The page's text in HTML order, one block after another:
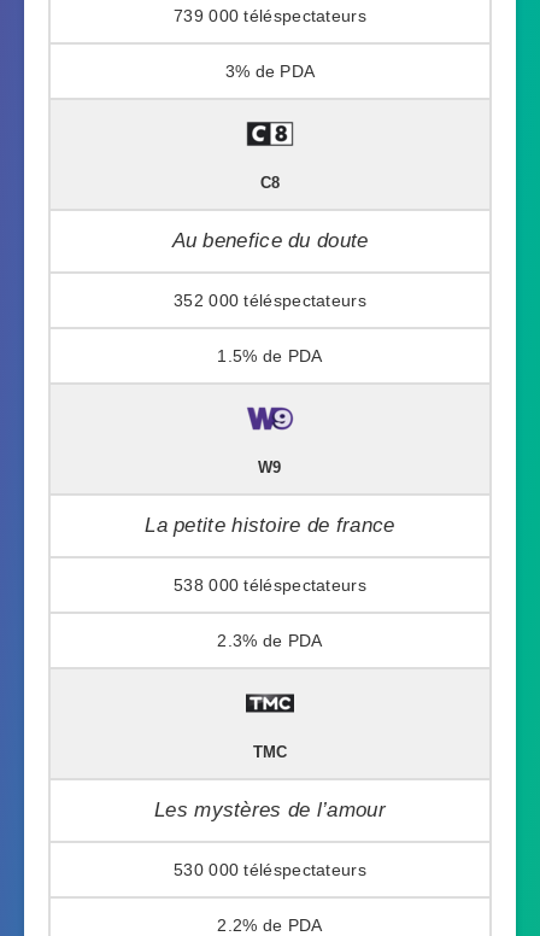
739 000
3%
C8
Au benefice du doute
352 000
1.5%
W9
La petite histoire de france
538 000
2.3%
TMC
Les mystères de l’amour
530 000
2.2%